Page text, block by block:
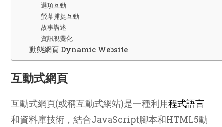
選項互動
螢幕捕捉互動
故事講述
資訊視覺化
動態網頁 Dynamic Website
互動式網頁
互動式網頁(或稱互動式網站)是一種利用程式語言
和資料庫技術，結合JavaScript腳本和HTML5動